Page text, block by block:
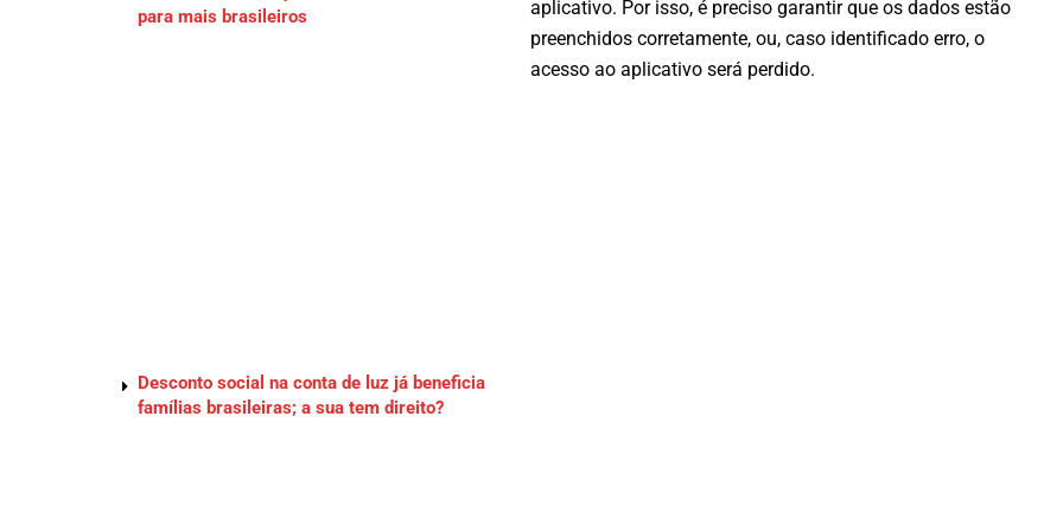
para mais brasileiros
Desconto social na conta de luz já beneficia
famílias brasileiras; a sua tem direito?
aplicativo. Por isso, é preciso garantir que os dados estão
preenchidos corretamente, ou, caso identificado erro, o
acesso ao aplicativo será perdido.